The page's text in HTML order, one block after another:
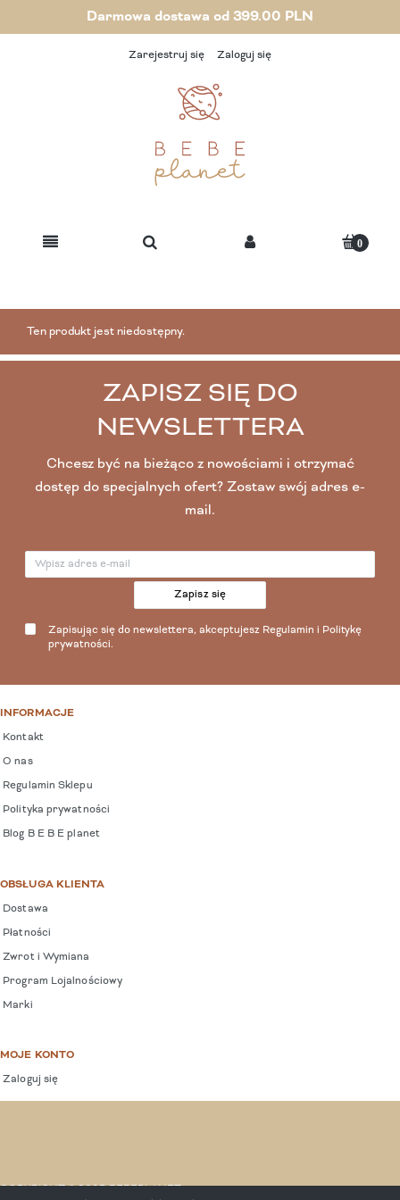
Darmowa dostawa od 399.00 PLN
Zarejestruj się Zaloguj się
Ten produkt jest niedostępny.
ZAPISZ SIĘ DO
NEWSLETTERA
Chcesz być na bieżąco z nowościami i otrzymać
dostęp do specjalnych ofert? Zostaw swój adres e-
mail.
Zapisz się
Zapisując się do newslettera, akceptujesz Regulamin i Politykę
prywatności.
INFORMACJE
Kontakt
O nas
Regulamin Sklepu
Polityka prywatności
Blog B E B E planet
OBSŁUGA KLIENTA
Dostawa
Płatności
Zwrot i Wymiana
Program Lojalnościowy
Marki
MOJE KONTO
Zaloguj się
COPYRIGHT © 2025 BEBEPLANET.